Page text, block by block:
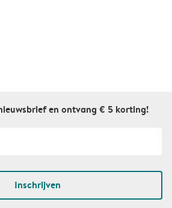
pagination
en ontvang € 5 korting!
Inschrijven